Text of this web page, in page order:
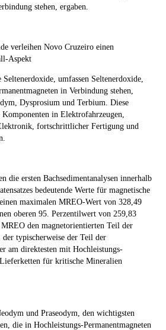
stehen, ergaben.
verleihen Novo Cruzeiro einen
Aspekt
umfassen Seltenerdoxide,
in Verbindung stehen,
Dysprosium und Terbium. Diese
in Elektrofahrzeugen,
fortschrittlicher Fertigung und
die ersten Bachsedimentanalysen innerhalb
bedeutende Werte für magnetische
maximalen MREO-Wert von 328,49
oberen 95. Perzentilwert von 259,83
den magnetorientierten Teil der
der typischerweise der Teil der
am direktesten mit Hochleistungs-
für kritische Mineralien
und Praseodym, den wichtigsten
die in Hochleistungs-Permanentmagneten